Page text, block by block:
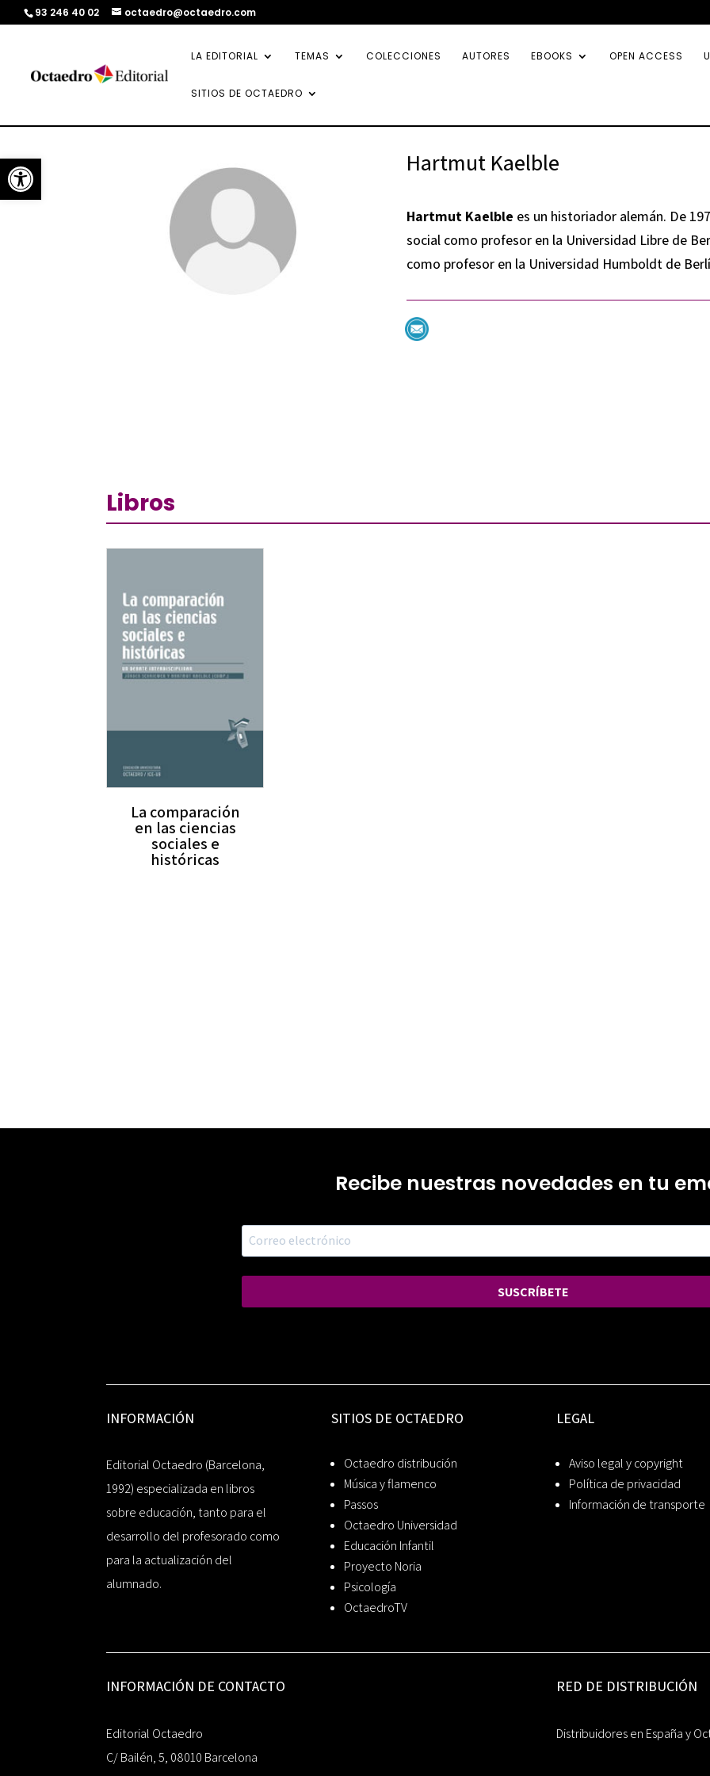
Abrir barra de herramientas
93 246 40 02 octaedro@octaedro.com
LA EDITORIAL TEMAS COLECCIONES AUTORES EBOOKS OPEN ACCESS
SITIOS DE OCTAEDRO
Hartmut Kaelble
Hartmut Kaelble es un historiador alemán. De
social como profesor en la Universidad Libre de
como profesor en la Universidad Humboldt de
Libros
La comparación
en las ciencias
sociales e
históricas
Recibe nuestras novedades en tu
SUSCRÍBETE
INFORMACIÓN
Editorial Octaedro (Barcelona,
1992) especializada en libros
sobre educación, tanto para el
desarrollo del profesorado como
para la actualización del
alumnado.
SITIOS DE OCTAEDRO
Octaedro distribución
Música y flamenco
Passos
Octaedro Universidad
Educación Infantil
Proyecto Noria
Psicología
OctaedroTV
LEGAL
Aviso legal y copyright
Política de privacidad
Información de transporte
INFORMACIÓN DE CONTACTO
Editorial Octaedro
C/ Bailén, 5, 08010 Barcelona
RED DE DISTRIBUCIÓN
Distribuidores en España y